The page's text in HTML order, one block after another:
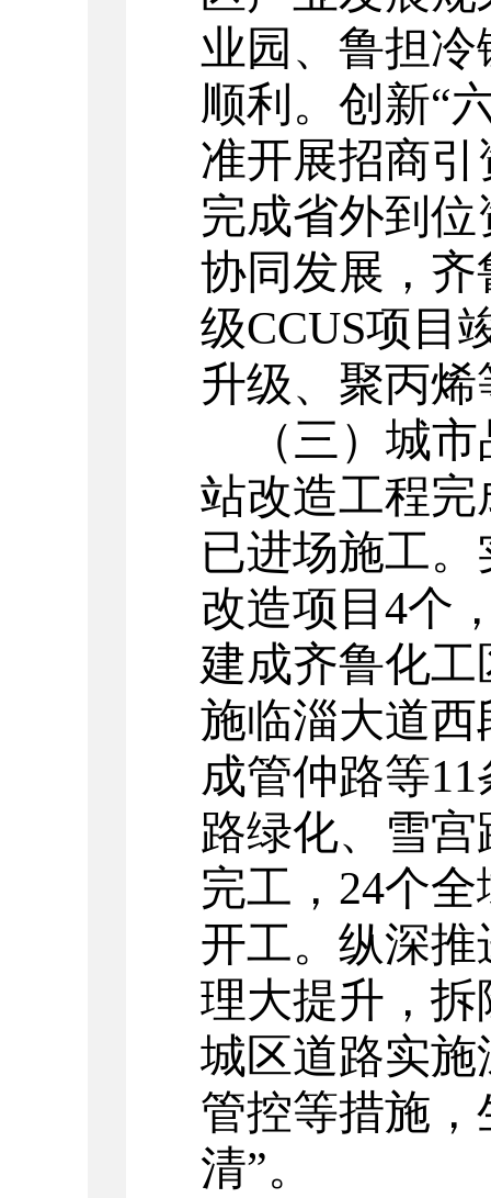
业园、鲁担
顺利。 创新“
准开展招商
完成省外到位
协同发展，
级CCUS项目
升级、聚丙
（三）城
站改造工程
已进场施工。
改造项目 4个
建成齐鲁化
施临淄大道
成管仲路等11
路绿化、雪
完工，24个
开工。纵深
理大提升，拆
城区道路实施
管控等措施
清”。